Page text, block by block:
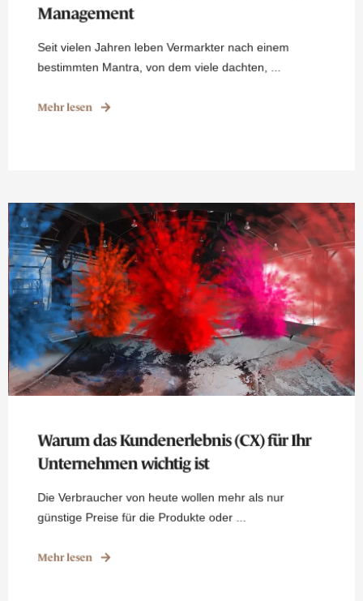
Management
Seit vielen Jahren leben Vermarkter nach einem
bestimmten Mantra, von dem viele dachten, ...
Mehr lesen
Warum das Kundenerlebnis (CX) für Ihr
Unternehmen wichtig ist
Die Verbraucher von heute wollen mehr als nur
günstige Preise für die Produkte oder ...
Mehr lesen